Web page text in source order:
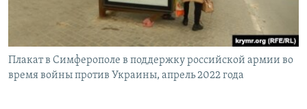
Плакат в Симферополе в поддержку российской армии во
время войны против Украины, апрель 2022 года